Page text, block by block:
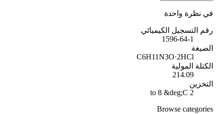
في نظرة واحدة
رقم التسجيل الكيميائي
1596-64-1
الصيغة
C6H11N3O·2HCl
الكتلة المولية
214.09
التخزين
2 to 8 &deg;C
Browse categories